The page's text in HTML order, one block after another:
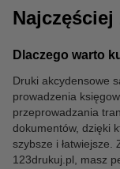
Dlaczego warto
Druki akcydensowe
prowadzenia
przeprowadzania
dokumentów, dzięki
szybsze i
123drukuj.pl, masz